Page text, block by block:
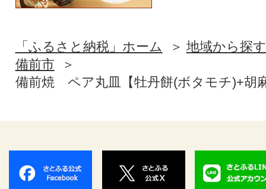
「ふるさと納税」ホーム
地域から探す
備前市
備前焼 ペア丸皿【牡丹餅(ボタモチ)+胡